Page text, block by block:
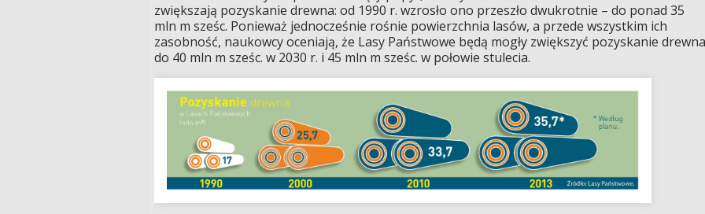
zwiększają pozyskanie drewna: od 1990 r. wzrosło ono przeszło dwukrotnie – do ponad 35
mln m sześc. Ponieważ jednocześnie rośnie powierzchnia lasów, a przede wszystkim ich
zasobność, naukowcy oceniają, że Lasy Państwowe będą mogły zwiększyć pozyskanie drewna
do 40 mln m sześc. w 2030 r. i 45 mln m sześc. w połowie stulecia.